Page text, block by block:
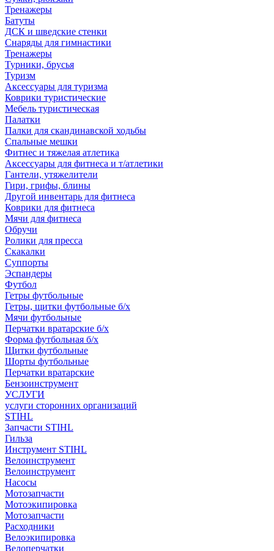
Тренажеры
Батуты
ДСК и шведские стенки
Снаряды для гимнастики
Тренажеры
Турники, брусья
Туризм
Аксессуары для туризма
Коврики туристические
Мебель туристическая
Палатки
Палки для скандинавской ходьбы
Спальные мешки
Фитнес и тяжелая атлетика
Аксессуары для фитнеса и т/атлетики
Гантели, утяжелители
Гири, грифы, блины
Другой инвентарь для фитнеса
Коврики для фитнеса
Мячи для фитнеса
Обручи
Ролики для пресса
Скакалки
Суппорты
Эспандеры
Футбол
Гетры футбольные
Гетры, щитки футбольные б/х
Мячи футбольные
Перчатки вратарские б/х
Форма футбольная б/х
Щитки футбольные
Шорты футбольные
Перчатки вратарские
Бензоинструмент
УСЛУГИ
услуги сторонних организаций
STIHL
Запчасти STIHL
Гильза
Инструмент STIHL
Велоинструмент
Велоинструмент
Насосы
Мотозапчасти
Мотоэкипировка
Мотозапчасти
Расходники
Велоэкипировка
Велоперчатки